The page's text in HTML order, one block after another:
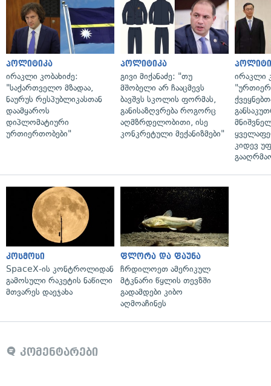
პოლიტიკა
ირაკლი კობახიძე:
"საქართველო მზადაა,
ნაურუს რესპუბლიკასთან
დაამყაროს
დიპლომატიური
ურთიერთობები"
პოლიტიკა
გივი მიქანაძე: "თუ
მშობელი არ ჩააცმევს
ბავშვს სკოლის ფორმას,
განისაზღვრება როგორც
აღმზრდელობითი, ისე
კონკრეტული მექანიზმები"
ირაკლი
კიდევ
კოსმოსი
SpaceX-ის კონტროლიდან
გამოსული რაკეტის ნაწილი
მთვარეს დაეჯახა
ფლორა და ფაუნა
ჩრდილოეთ ამერიკულ
მტკნარი წყლის თევზში
გადამდები კიბო
აღმოაჩინეს
კომენტარები